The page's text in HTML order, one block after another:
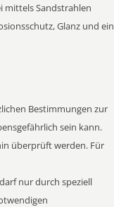
mittels Sandstrahlen
Glanz und ein
Bestimmungen zur
sein kann.
überprüft werden. Für
nur durch speziell